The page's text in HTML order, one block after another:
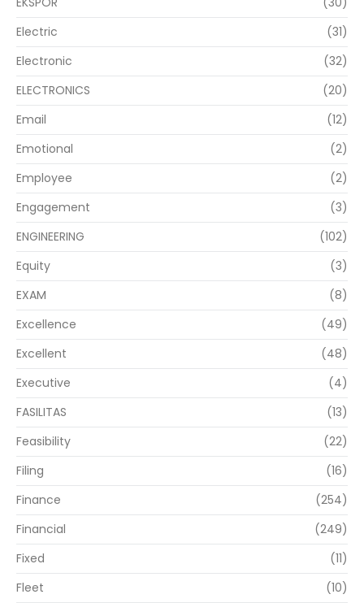
Electric
(31)
Electronic
(32)
ELECTRONICS
(20)
Email
(12)
Emotional
(2)
Employee
(2)
Engagement
(3)
ENGINEERING
(102)
Equity
(3)
EXAM
(8)
Excellence
(49)
Excellent
(48)
Executive
(4)
FASILITAS
(13)
Feasibility
(22)
Filing
(16)
Finance
(254)
Financial
(249)
Fixed
(11)
Fleet
(10)